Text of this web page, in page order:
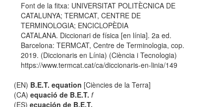
Font de la fitxa: UNIVERSITAT POLITÈCNICA DE
CATALUNYA; TERMCAT, CENTRE DE
TERMINOLOGIA; ENCICLOPÈDIA
CATALANA. Diccionari de física [en línia]. 2a ed.
Barcelona: TERMCAT, Centre de Terminologia, cop.
2019. (Diccionaris en Línia) (Ciència i Tecnologia)
https://www.termcat.cat/ca/diccionaris-en-linia/149
(EN) B.E.T. equation [Ciències de la Terra]
(CA)equació de B.E.T. f
(ES)ecuación de B.E.T.